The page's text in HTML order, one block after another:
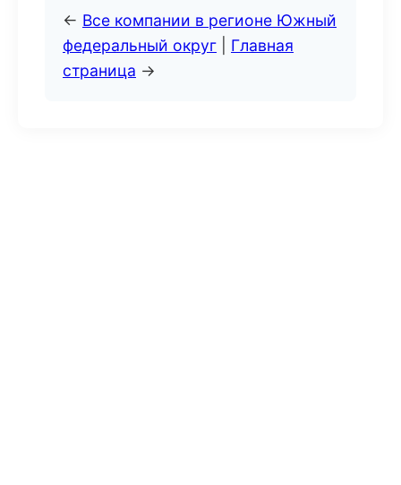
← Все компании в регионе Южный
федеральный округ
Главная
страница →